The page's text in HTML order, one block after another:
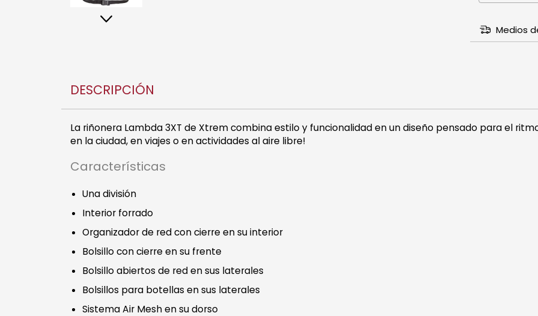
Medios
DESCRIPCIÓN
La riñonera Lambda 3XT de Xtrem combina estilo y funcionalidad en un diseño pensado para el
en la ciudad, en viajes o en actividades al aire libre!
Características
Una división
Interior forrado
Organizador de red con cierre en su interior
Bolsillo con cierre en su frente
Bolsillo abiertos de red en sus laterales
Bolsillos para botellas en sus laterales
Sistema Air Mesh en su dorso